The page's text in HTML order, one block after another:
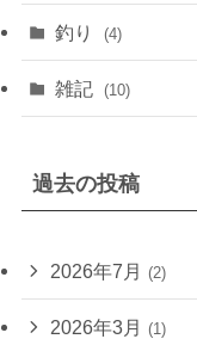
釣り (4)
雑記 (10)
過去の投稿
2026年7月 (2)
2026年3月 (1)